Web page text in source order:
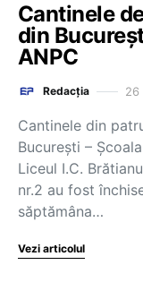
Cantinele
din
ANPC
Redacția 26
Cantinele din
București –
Liceul I.C.
nr.2 au fost
săptămâna…
Vezi articolul